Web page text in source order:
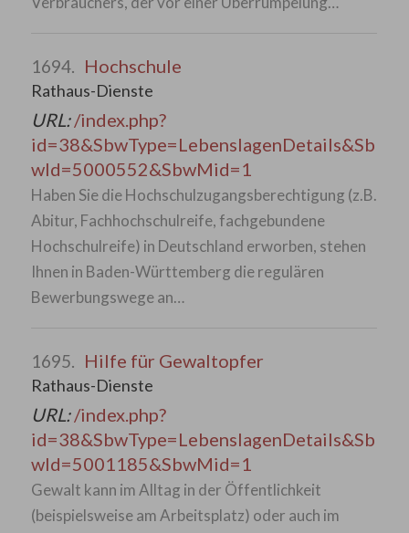
1694. Hochschule
Rathaus-Dienste
URL:/index.php?
id=38&SbwType=LebenslagenDetails&Sb
wId=5000552&SbwMid=1
Haben Sie die Hochschulzugangsberechtigung (z.B.
Abitur, Fachhochschulreife, fachgebundene
Hochschulreife) in Deutschland erworben, stehen
Ihnen in Baden-Württemberg die regulären
Bewerbungswege an…
1695. Hilfe für Gewaltopfer
Rathaus-Dienste
URL:/index.php?
id=38&SbwType=LebenslagenDetails&Sb
wId=5001185&SbwMid=1
Gewalt kann im Alltag in der Öffentlichkeit
(beispielsweise am Arbeitsplatz) oder auch im